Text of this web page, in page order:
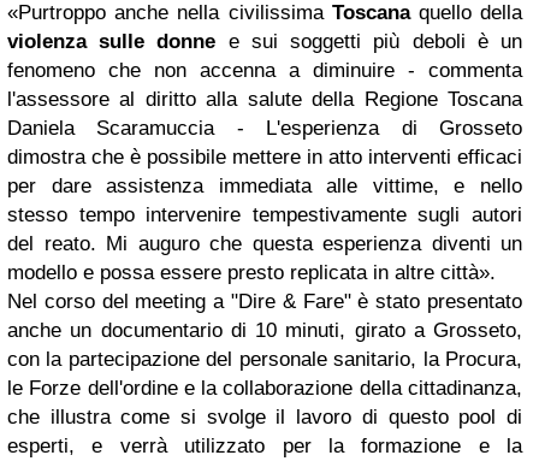
«Purtroppo anche nella civilissima Toscanaquello della
violenza sulle donne e sui soggetti più deboli è un
fenomeno che non accenna a diminuire - commenta
l'assessore al diritto alla salute della Regione Toscana
Daniela Scaramuccia - L'esperienza di Grosseto
dimostra che è possibile mettere in atto interventi efficaci
per dare assistenza immediata alle vittime, e nello
stesso tempo intervenire tempestivamente sugli autori
del reato. Mi auguro che questa esperienza diventi un
modello e possa essere presto replicata in altre città».
Nel corso del meeting a "Dire & Fare" è stato presentato
anche un documentario di 10 minuti, girato a Grosseto,
con la partecipazione del personale sanitario, la Procura,
le Forze dell'ordine e la collaborazione della cittadinanza,
che illustra come si svolge il lavoro di questo pool di
esperti, e verrà utilizzato per la formazione e la